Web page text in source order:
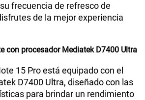
eSIM
frecuencia de refresco de
de la mejor experiencia
con procesador Mediatek D7400 Ultra
15 Pro está equipado con el
D7400 Ultra, diseñado con las
para brindar un rendimiento